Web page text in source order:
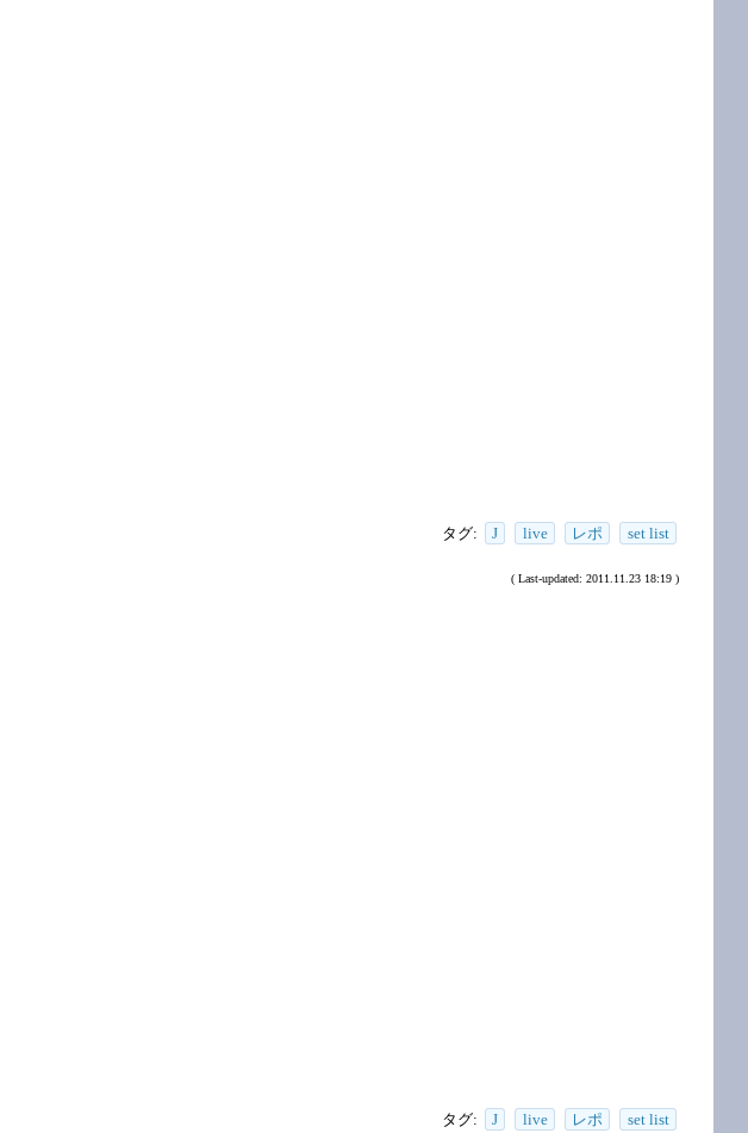
タグ: J live レポ set list
( Last-updated: 2011.11.23 18:19 )
タグ: J live レポ set list